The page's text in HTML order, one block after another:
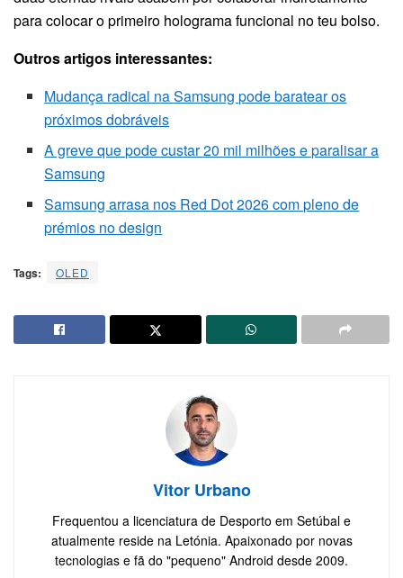
para colocar o primeiro holograma funcional no teu bolso.
Outros artigos interessantes:
Mudança radical na Samsung pode baratear os
próximos dobráveis
A greve que pode custar 20 mil milhões e paralisar a
Samsung
Samsung arrasa nos Red Dot 2026 com pleno de
prémios no design
Tags: OLED
Vitor Urbano
Frequentou a licenciatura de Desporto em Setúbal e
atualmente reside na Letónia. Apaixonado por novas
tecnologias e fã do "pequeno" Android desde 2009.